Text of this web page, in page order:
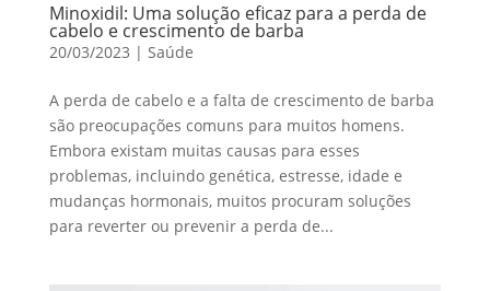
Minoxidil: Uma solução eficaz para a perda de
cabelo e crescimento de barba
20/03/2023 | Saúde
A perda de cabelo e a falta de crescimento de barba
são preocupações comuns para muitos homens.
Embora existam muitas causas para esses
problemas, incluindo genética, estresse, idade e
mudanças hormonais, muitos procuram soluções
para reverter ou prevenir a perda de...